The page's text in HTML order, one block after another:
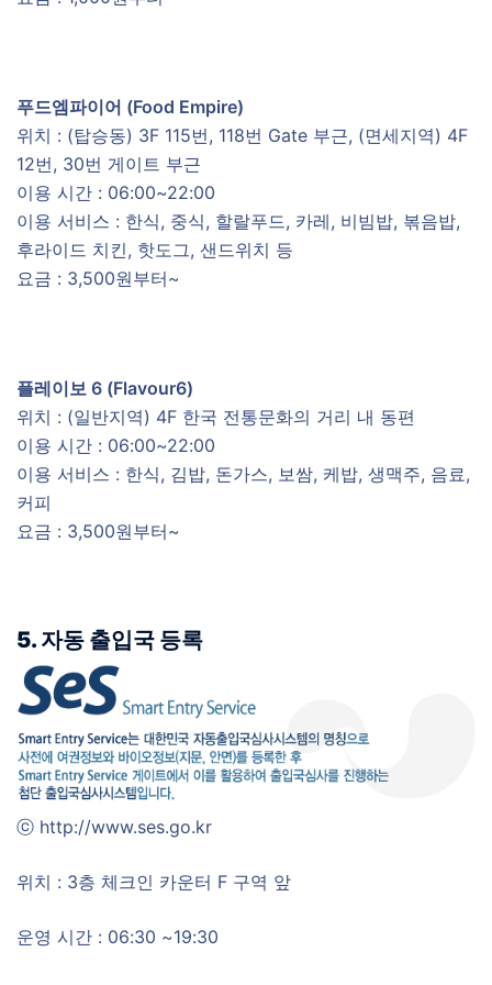
푸드엠파이어 (Food Empire)
위치 : (탑승동) 3F 115번, 118번 Gate 부근, (면세지역) 4F
12번, 30번 게이트 부근
이용 시간 : 06:00~22:00
이용 서비스 : 한식, 중식, 할랄푸드, 카레, 비빔밥, 볶음밥,
후라이드 치킨, 핫도그, 샌드위치 등
요금 : 3,500원부터~
플레이보 6 (Flavour6)
위치 : (일반지역) 4F 한국 전통문화의 거리 내 동편
이용 시간 : 06:00~22:00
이용 서비스 : 한식, 김밥, 돈가스, 보쌈, 케밥, 생맥주, 음료,
커피
요금 : 3,500원부터~
5. 자동 출입국 등록
ⓒ http://www.ses.go.kr
위치 : 3층 체크인 카운터 F 구역 앞
운영 시간 : 06:30 ~19:30